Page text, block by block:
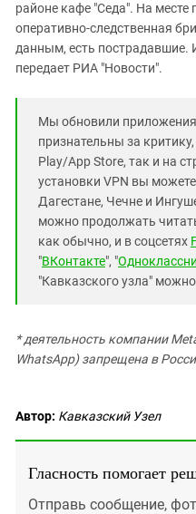
СКФО
Чечня
Южный Кавказ
ЮФО
районе кафе "Седа". На месте
оперативно-следственная
данным, есть пострадавшие.
передает РИА "Новости".
Мы обновили
признательны за
Play/App Store, так и на
установки VPN вы
Дагестане, Чечне и
можно продолжать
как обычно, и в соцсетях
"ВКонтакте", "
"Кавказского узла"
* деятельность компании
WhatsApp) запрещена в
Автор: Кавказский Узел
Гласность помогает
Отправь сообщение,